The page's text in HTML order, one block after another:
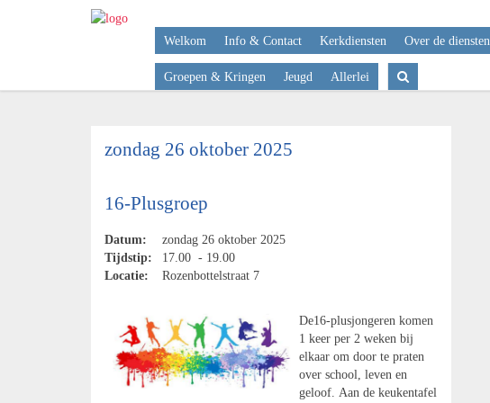
Welkom Info & Contact Kerkdiensten Over de diensten
Groepen & Kringen Jeugd Allerlei
zondag 26 oktober 2025
16-Plusgroep
Datum:
zondag 26 oktober 2025
Tijdstip:
17.00 - 19.00
Locatie:
Rozenbottelstraat 7
De16-plusjongeren komen
1 keer per 2 weken bij
elkaar om door te praten
over school, leven en
geloof. Aan de keukentafel